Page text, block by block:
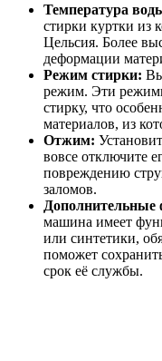
Температура
стирки куртки из
Цельсия. Более
деформации
Режим стирки:
режим. Эти
стирку, что
материалов, из
Отжим:
вовсе отключите
повреждению
заломов.
Дополнительные
машина имеет
или синтетики,
поможет
срок её службы.